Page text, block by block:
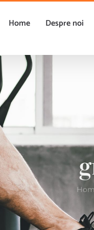
Home Despre noi